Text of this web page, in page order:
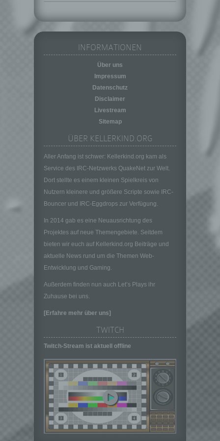
INFORMATIONEN
Über uns
Impressum
Datenschutz
Disclaimer
Livestream
Sitemap
ÜBER KELLERKIND.ORG
Aller Anfang ist schwer: Kellerkind.org kam als
Service des IRC-Netzwerks QuakeNet zur Welt.
Dort stellte es einem kleinen Spielkreis von
Nutzern kleinere und größere Scripte sowie IRC-
Bouncer und IRC-Eggdrops zur Verfügung.
In 2014 gab es eine Neuausrichtung des
Projektes auf neue Themengebiete. Seitdem
bieten wir euch auf Kellerkind.org Beiträge und
aktuelle News rund um die Themen Web-
Entwicklung und Gaming.
Außerdem finden nun auch Let’s Plays ihr
Zuhause bei uns.
[Erfahre mehr über uns]
TWITCH
Twitch-Stream ist aktuell offline
Auslesen, das Abfragen, die Verwendung,
Bereitstellung, den Abgleich oder die
Löschen oder die Vernichtung.
Einschränkung der Verarbeitung ist die
Markierung gespeicherter
künftige Verarbeitung einzuschränken.
e) Profiling
Profiling ist jede Art der automatisierten
darin besteht, dass diese
personenbezogenen Daten verwendet
werden, um bestimmte persönliche Aspekte,
die sich auf eine natürliche Person beziehen,
bezüglich Arbeitsleistung, wirtschaftlicher
Lage, Gesundheit, persönlicher Vorlieben,
Interessen, Zuverlässigkeit, Verhalten,
Aufenthaltsort oder Ortswechsel dieser
vorherzusagen.
f) Pseudonymisierung
Pseudonymisierung ist die Verarbeitung
personenbezogener Daten in einer Weise,
auf welche die personenbezogenen Daten
ohne Hinzuziehung zusätzlicher
Informationen nicht mehr einer spezifischen
betroffenen Person zugeordnet werden
können, sofern diese zusätzlichen
Informationen gesondert aufbewahrt werden
und technischen und organisatorischen
Maßnahmen unterliegen, die gewährleisten,
dass die personenbezogenen Daten nicht
einer identifizierten oder identifizierbaren
natürlichen Person zugewiesen werden.
g) Verantwortlicher oder für die Verarbeitung